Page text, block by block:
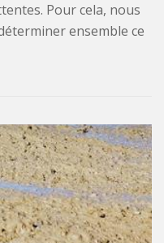
Pour cela, nous
ensemble ce